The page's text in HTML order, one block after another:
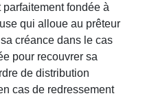
fondée à
qui alloue au prêteur
créance dans le cas
pour recouvrer sa
de distribution
cas de redressement